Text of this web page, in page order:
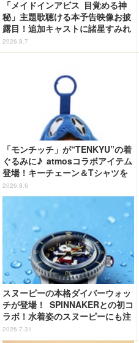
「メイドインアビス 目覚める神
秘」主題歌聴ける本予告映像お披
露目！追加キャストに諸星すみれ
&星野貴紀
2026.8.7
「モンチッチ」が“TENKYU”の着
ぐるみに♪ atmosコラボアイテム
登場！キーチェーン＆Tシャツを
展開
2026.8.6
スヌーピーの本格ダイバーウォッ
チが登場！ SPINNAKERとの初コ
ラボ！水着姿のスヌーピーにも注
目
2026.7.31